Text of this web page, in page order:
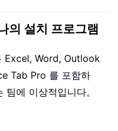
의 설치 프로그램
Excel, Word, Outlook
Tab Pro 를 포함하
에 이상적입니다。